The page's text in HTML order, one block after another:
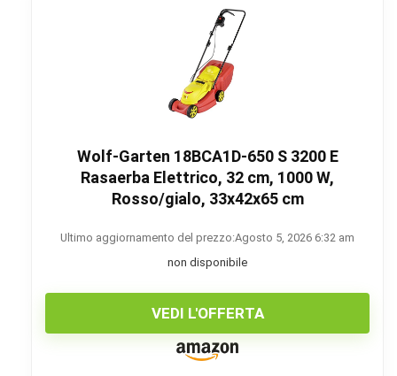
Wolf-Garten 18BCA1D-650 S 3200 E
Rasaerba Elettrico, 32 cm, 1000 W,
Rosso/gialo, 33x42x65 cm
Ultimo aggiornamento del prezzo:Agosto 5, 2026 6:32 am
non disponibile
VEDI L'OFFERTA